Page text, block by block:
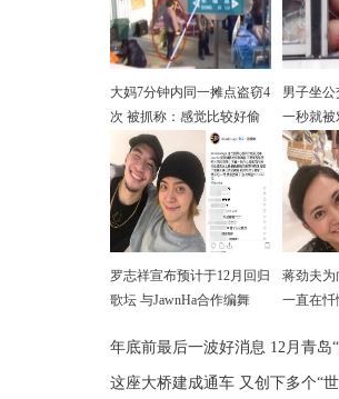
大妈7分钟内同一摊点盗窃4
次 被抓称：感觉比较好偷
男子坐
一秒就被
罗志祥宣布预计于12月回归
歌坛 与JawnHa合作编舞
蒋劲夫为
一直在忏
年底前最后一波好消息 12月青岛
这座大桥建成通车 又创下多个“